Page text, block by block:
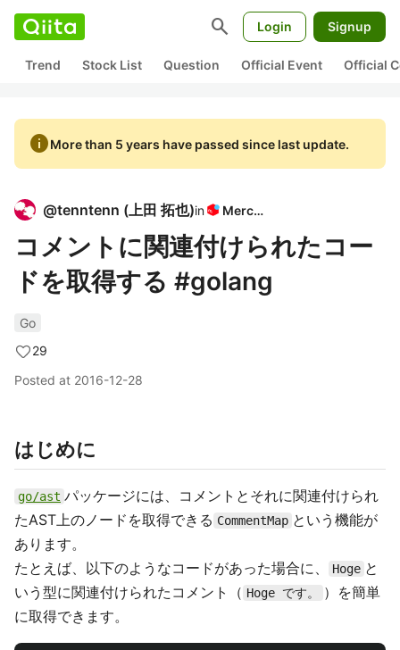
search Login Signup
Trend Stock List Question Official Event Official
infoMore than 5 years have passed since last update.
@tenntenn (上田 拓也)in Mercari
コメントに関連付けられたコー
ドを取得する #golang
Go
29
Posted at 2016-12-28
はじめに
go/ast パッケージには、コメントとそれに関連付けられ
たAST上のノードを取得できる CommentMap という機能が
あります。
たとえば、以下のようなコードがあった場合に、
Hoge と
いう型に関連付けられたコメント（ Hoge です。
）を簡単
に取得できます。